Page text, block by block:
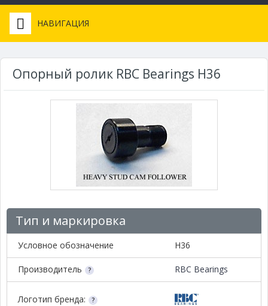
НАВИГАЦИЯ
Опорный ролик RBC Bearings H36
Тип и маркировка
Условное обозначение H36
Производитель RBC Bearings
Логотип бренда: